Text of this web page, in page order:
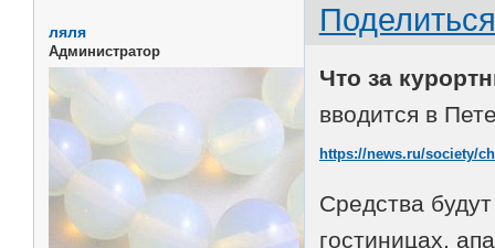
Поделиться
ляля
Администратор
Что за
вводится в
https://news.ru/society/
Средства
гостиницах,